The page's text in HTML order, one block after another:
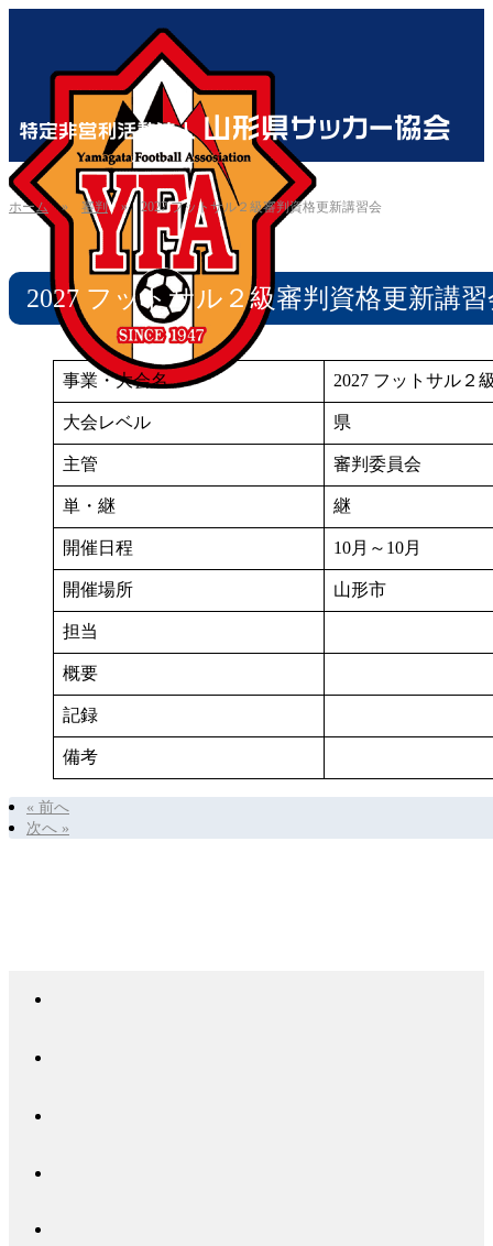
ホーム» 審判» 2027 フットサル２級審判資格更新講習会
2027 フットサル２級審判資格更新講習
事業・大会名 2027 フットサル２
大会レベル 県
主管 審判委員会
単・継 継
開催日程 10月～10月
開催場所 山形市
担当
概要
記録
備考
« 前へ
次へ »